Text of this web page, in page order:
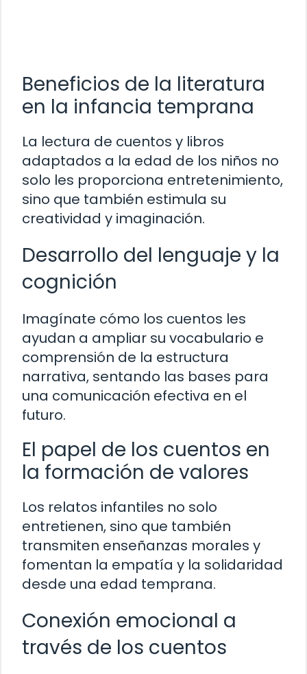
Beneficios de la literatura
en la infancia temprana
La lectura de cuentos y libros
adaptados a la edad de los niños no
solo les proporciona entretenimiento,
sino que también estimula su
creatividad y imaginación.
Desarrollo del lenguaje y la
cognición
Imagínate cómo los cuentos les
ayudan a ampliar su vocabulario e
comprensión de la estructura
narrativa, sentando las bases para
una comunicación efectiva en el
futuro.
El papel de los cuentos en
la formación de valores
Los relatos infantiles no solo
entretienen, sino que también
transmiten enseñanzas morales y
fomentan la empatía y la solidaridad
desde una edad temprana.
Conexión emocional a
través de los cuentos